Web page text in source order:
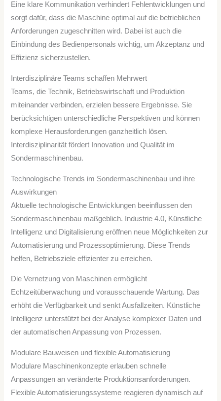
Eine klare Kommunikation verhindert Fehlentwicklungen und
sorgt dafür, dass die Maschine optimal auf die betrieblichen
Anforderungen zugeschnitten wird. Dabei ist auch die
Einbindung des Bedienpersonals wichtig, um Akzeptanz und
Effizienz sicherzustellen.
Interdisziplinäre Teams schaffen Mehrwert
Teams, die Technik, Betriebswirtschaft und Produktion
miteinander verbinden, erzielen bessere Ergebnisse. Sie
berücksichtigen unterschiedliche Perspektiven und können
komplexe Herausforderungen ganzheitlich lösen.
Interdisziplinarität fördert Innovation und Qualität im
Sondermaschinenbau.
Technologische Trends im Sondermaschinenbau und ihre
Auswirkungen
Aktuelle technologische Entwicklungen beeinflussen den
Sondermaschinenbau maßgeblich. Industrie 4.0, Künstliche
Intelligenz und Digitalisierung eröffnen neue Möglichkeiten zur
Automatisierung und Prozessoptimierung. Diese Trends
helfen, Betriebsziele effizienter zu erreichen.
Die Vernetzung von Maschinen ermöglicht
Echtzeitüberwachung und vorausschauende Wartung. Das
erhöht die Verfügbarkeit und senkt Ausfallzeiten. Künstliche
Intelligenz unterstützt bei der Analyse komplexer Daten und
der automatischen Anpassung von Prozessen.
Modulare Bauweisen und flexible Automatisierung
Modulare Maschinenkonzepte erlauben schnelle
Anpassungen an veränderte Produktionsanforderungen.
Flexible Automatisierungssysteme reagieren dynamisch auf